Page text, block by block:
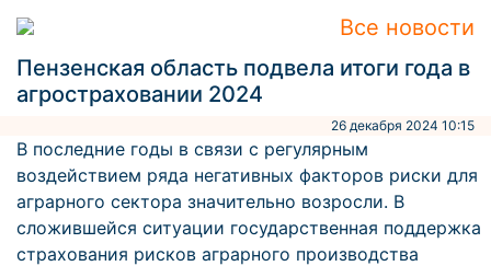
Все новости
Пензенская область подвела итоги года в
агростраховании 2024
26 декабря 2024 10:15
В последние годы в связи с регулярным
воздействием ряда негативных факторов риски для
аграрного сектора значительно возросли. В
сложившейся ситуации государственная поддержка
страхования рисков аграрного производства